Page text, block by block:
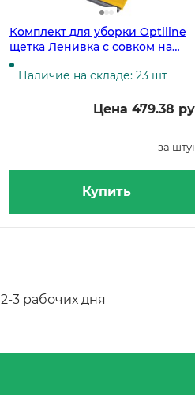
Комплект для уборки Optiline
щетка Ленивка с совком на
длинных ручках, желтый
Наличие на складе: 23 шт
Цена 479.38
за
Купить
2-3 рабочих дня